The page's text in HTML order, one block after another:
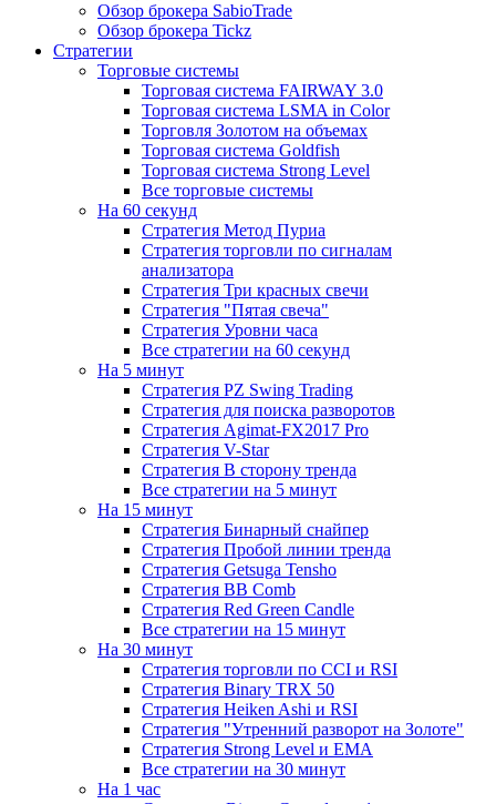
Обзор брокера SabioTrade
Обзор брокера Tickz
Стратегии
Торговые системы
Торговая система FAIRWAY 3.0
Торговая система LSMA in Color
Торговля Золотом на объемах
Торговая система Goldfish
Торговая система Strong Level
Все торговые системы
На 60 секунд
Стратегия Метод Пуриа
Стратегия торговли по сигналам
анализатора
Стратегия Три красных свечи
Стратегия "Пятая свеча"
Стратегия Уровни часа
Все стратегии на 60 секунд
На 5 минут
Стратегия PZ Swing Trading
Стратегия для поиска разворотов
Стратегия Agimat-FX2017 Pro
Стратегия V-Star
Стратегия В сторону тренда
Все стратегии на 5 минут
На 15 минут
Стратегия Бинарный снайпер
Стратегия Пробой линии тренда
Стратегия Getsuga Tensho
Стратегия ВВ Comb
Стратегия Red Green Candle
Все стратегии на 15 минут
На 30 минут
Стратегия торговли по CCI и RSI
Стратегия Binary TRX 50
Стратегия Heiken Ashi и RSI
Стратегия "Утренний разворот на Золоте"
Стратегия Strong Level и EMA
Все стратегии на 30 минут
На 1 час